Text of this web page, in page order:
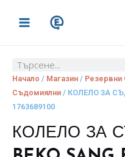
MENU
Search
Начало / Магазин / Резервни
Съдомиялни / КОЛЕЛО ЗА
1763689100
КОЛЕЛО ЗА